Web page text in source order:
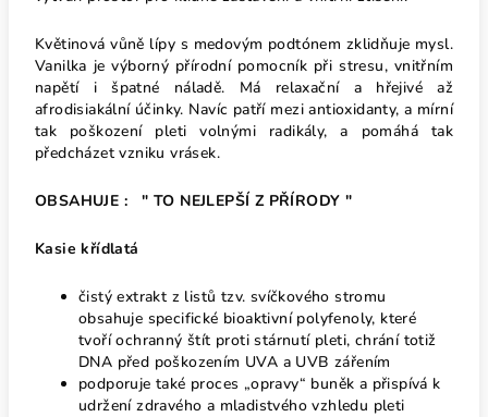
Květinová vůně lípy s medovým podtónem zklidňuje mysl.
Vanilka je výborný přírodní pomocník při stresu, vnitřním
napětí i špatné náladě. Má relaxační a hřejivé až
afrodisiakální účinky. Navíc patří mezi antioxidanty, a mírní
tak poškození pleti volnými radikály, a pomáhá tak
předcházet vzniku vrásek.
OBSAHUJE : " TO NEJLEPŠÍ Z PŘÍRODY "
Kasie křídlatá
čistý extrakt z listů tzv. svíčkového stromu
obsahuje specifické bioaktivní polyfenoly, které
tvoří ochranný štít proti stárnutí pleti, chrání totiž
DNA před poškozením UVA a UVB zářením
podporuje také proces „opravy“ buněk a přispívá k
udržení zdravého a mladistvého vzhledu pleti